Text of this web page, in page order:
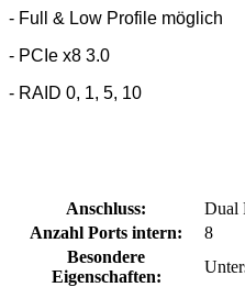
- Full & Low Profile möglich
- PCIe x8 3.0
- RAID 0, 1, 5, 10
Anschluss:
Dual
Anzahl Ports intern:
8
Besondere
Eigenschaften: